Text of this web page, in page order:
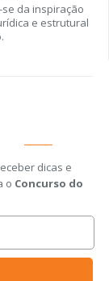
da inspiração
e estrutural
dicas e
o Concurso do